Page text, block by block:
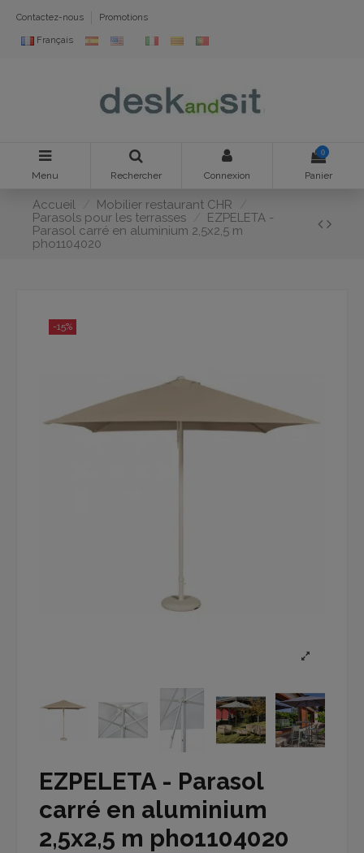
Contactez-nous Promotions
Français
Menu Rechercher Connexion
0
Panier
Accueil
Mobilier restaurant CHR
Parasols pour les terrasses
EZPELETA -
Parasol carré en aluminium 2,5x2,5 m
pho1104020
-15%
EZPELETA - Parasol
carré en aluminium
2,5x2,5 m pho1104020